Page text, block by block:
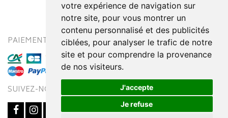
votre expérience de navigation sur
notre site, pour vous montrer un
contenu personnalisé et des publicités
ciblées, pour analyser le trafic de notre
site et pour comprendre la provenance
de nos visiteurs.
J'accepte
Je refuse
PAIEMENT SÉCURISÉ MODES DE LIVRAISON
SUIVEZ-NOUS SUR